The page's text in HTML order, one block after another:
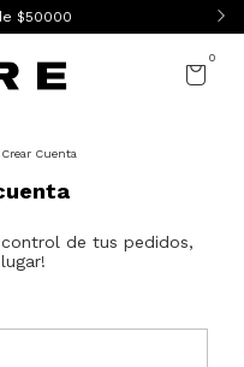
$50000
0
Crear Cuenta
de tus pedidos,